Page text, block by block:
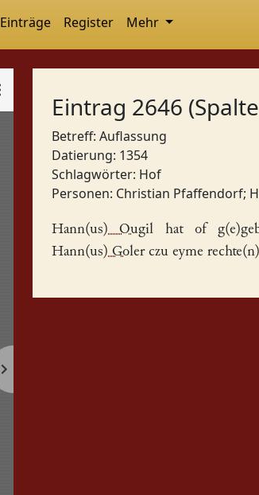
Einträge Register Mehr
Eintrag 2646
Betreff: Auflassung
Datierung: 1354
Schlagwörter: Hof
Personen: Christian Pfaffendorf;
Hann(us) Ougil hat of
Hann(us) Golerczu eyme